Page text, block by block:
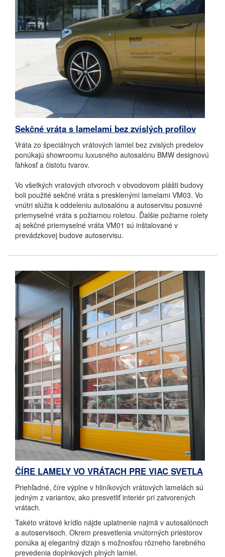
Sekčné vráta s lamelami bez zvislých profilov
Vráta zo špeciálnych vrátových lamiel bez zvislých predelov
ponúkajú showroomu luxusného autosalónu BMW designovú
ľahkosť a čistotu tvarov.
Vo všetkých vratových otvoroch v obvodovom plášti budovy
boli použité sekčné vráta s presklenými lamelami VM03. Vo
vnútri slúžia k oddeleniu autosalónu a autoservisu posuvné
priemyselné vráta s požiarnou roletou. Ďalšie požiarne rolety
aj sekčné priemyselné vráta VM01 sú inštalované v
prevádzkovej budove autoservisu.
ČÍRE LAMELY VO VRÁTACH PRE VIAC SVETLA
Priehľadné, číre výplne v hliníkových vrátových lamelách sú
jedným z variantov, ako presvetliť interiér pri zatvorených
vrátach.
Takéto vrátové krídlo nájde uplatnenie najmä v autosalónoch
a autoservisoch. Okrem presvetlenia vnútorných priestorov
ponúka aj elegantný dizajn s možnosťou rôzneho farebného
prevedenia doplnkových plných lamiel.